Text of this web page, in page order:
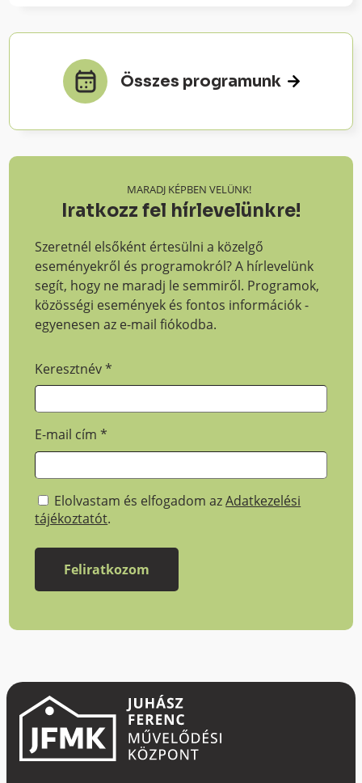
Összes programunk
MARADJ KÉPBEN VELÜNK!
Iratkozz fel hírlevelünkre!
Szeretnél elsőként értesülni a közelgő
eseményekről és programokról? A hírlevelünk
segít, hogy ne maradj le semmiről. Programok,
közösségi események és fontos információk -
egyenesen az e-mail fiókodba.
Keresztnév*
E-mail cím*
Elolvastam és elfogadom azAdatkezelési
tájékoztatót.